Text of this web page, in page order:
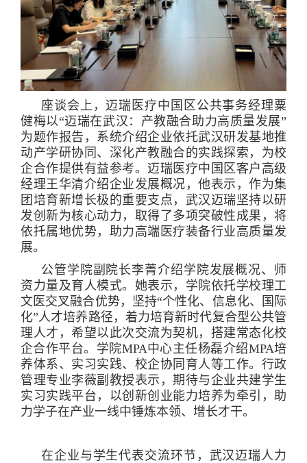
座谈会上，迈瑞医疗中国区公共事务经理粟
健梅以“迈瑞在武汉：产教融合助力高质量发展”
为题作报告，系统介绍企业依托武汉研发基地推
动产学研协同、深化产教融合的实践探索，为校
企合作提供有益参考。迈瑞医疗中国区客户高级
经理王华清介绍企业发展概况，他表示，作为集
团培育新增长极的重要支点，武汉迈瑞坚持以研
发创新为核心动力，取得了多项突破性成果，将
依托属地优势，助力高端医疗装备行业高质量发
展。
公管学院副院长李菁介绍学院发展概况、师
资力量及育人模式。她表示，学院依托学校理工
文医交叉融合优势，坚持“个性化、信息化、国际
化”人才培养路径，着力培育新时代复合型公共管
理人才，希望以此次交流为契机，搭建常态化校
企合作平台。学院MPA中心主任杨磊介绍MPA培
养体系、实习实践、校企协同育人等工作。行政
管理专业李薇副教授表示，期待与企业共建学生
实习实践平台，以创新创业能力培养为牵引，助
力学子在产业一线中锤炼本领、增长才干。
在企业与学生代表交流环节，武汉迈瑞人力